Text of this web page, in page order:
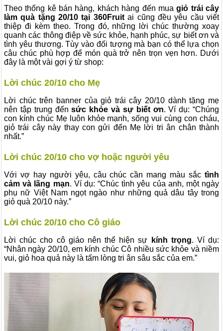
Theo thống kê bán hàng, khách hàng đến muagiỏ trái cây
làm quà tặng 20/10 tại 360Fruitai cũng đều yêu cầu viết
thiệp đi kèm theo. Trong đó, những lời chúc thường xoay
quanh các thông điệp về sức khỏe, hạnh phúc, sự biết ơn và
tình yêu thương. Tùy vào đối tượng mà bạn có thể lựa chọn
câu chúc phù hợp để món quà trở nên trọn vẹn hơn. Dưới
đây là một vài gợi ý từ shop:
Lời chúc 20/10 cho Mẹ
Lời chúc trên banner của giỏ trái cây 20/10 dành tặng mẹ
nên tập trung đếnsức khỏe và sự biết ơn. Ví dụ: “Chúng
con kính chúc Mẹ luôn khỏe mạnh, sống vui cùng con cháu,
giỏ trái cây này thay con gửi đến Mẹ lời tri ân chân thành
nhất.”
Lời chúc 20/10 cho vợ hoặc người yêu
Với vợ hay người yêu, câu chúc cần mang màu sắc tình
cảm và lãng mạn. Ví dụ: “Chúc tình yêu của anh, một ngày
phụ nữ Việt Nam ngọt ngào như những quả dâu tây trong
giỏ quà 20/10 này.”
Lời chúc 20/10 cho Cô giáo
Lời chúc cho cô giáo nên thể hiện sự kính trọng. Ví dụ:
“Nhân ngày 20/10, em kính chúc Cô nhiều sức khỏe và niềm
vui, giỏ hoa quả này là tấm lòng tri ân sâu sắc của em.”